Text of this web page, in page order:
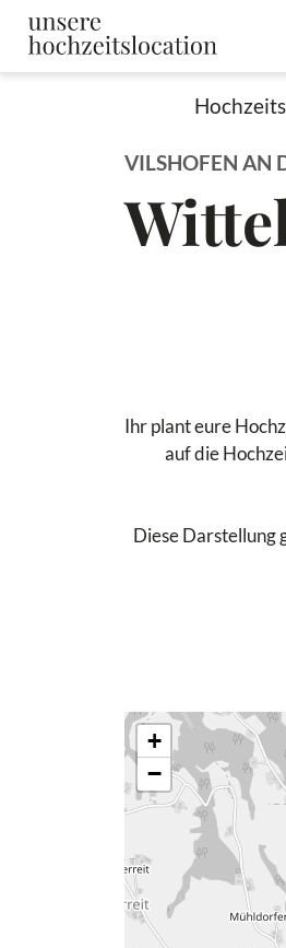
VILSHOFEN AN
Ihr plant eure
auf die
Diese Darstellung
+
−